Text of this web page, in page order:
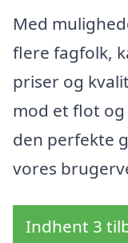
Med
flere fagfolk,
priser og
mod et flot
den perfekte
vores
Indhent 3